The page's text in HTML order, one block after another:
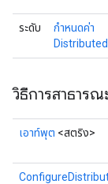
ระดับ
กำหนดค่า
วิธีการสาธารณ
เอาท์พุต <สตริง>